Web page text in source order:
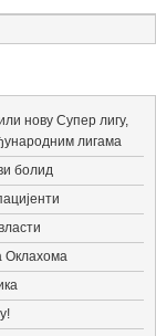
нову Супер лигу,
лигама
болид
Оклахома